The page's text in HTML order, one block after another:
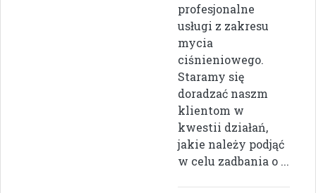
profesjonalne
usługi z zakresu
mycia
ciśnieniowego.
Staramy się
doradzać naszm
klientom w
kwestii działań,
jakie należy podjąć
w celu zadbania o ...